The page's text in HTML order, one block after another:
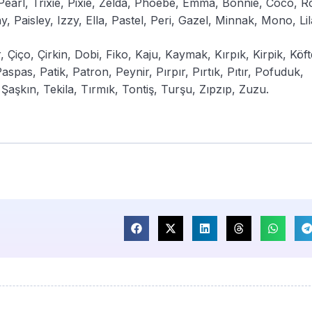
Paisley, Izzy, Ella, Pastel, Peri, Gazel, Minnak, Mono,
Çiço, Çirkin, Dobi, Fiko, Kaju, Kaymak, Kırpık, Kirpik,
Patik, Patron, Peynir, Pırpır, Pırtık, Pıtır, Pofuduk,
Tekila, Tırmık, Tontiş, Turşu, Zıpzıp, Zuzu.